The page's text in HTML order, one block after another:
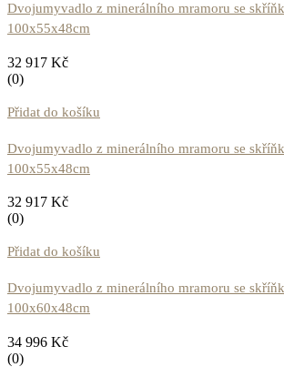
Dvojumyvadlo z minerálního mramoru se
100x55x48cm
32 917 Kč
(0)
Přidat do košíku
Dvojumyvadlo z minerálního mramoru se
100x55x48cm
32 917 Kč
(0)
Přidat do košíku
Dvojumyvadlo z minerálního mramoru se
100x60x48cm
34 996 Kč
(0)